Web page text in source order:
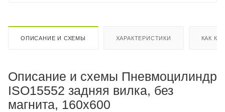
ОПИСАНИЕ И СХЕМЫ ХАРАКТЕРИСТИКИ КАК
Описание и схемы Пневмоцилиндр
ISO15552 задняя вилка, без
магнита, 160x600